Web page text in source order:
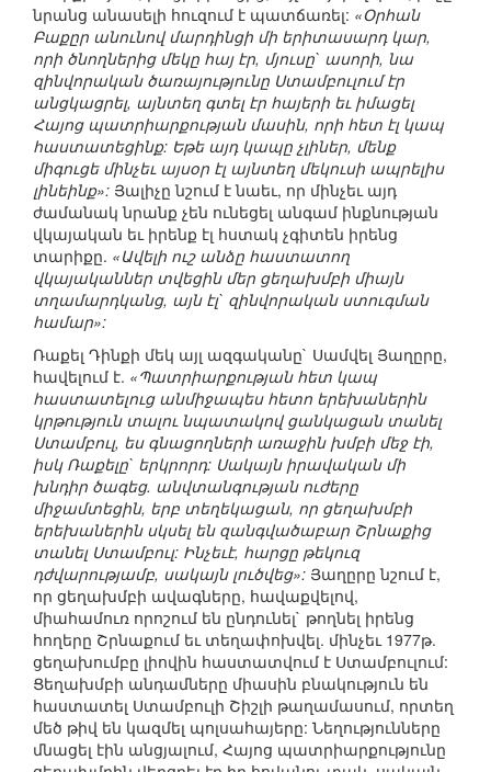
նրանց անասելի հուզում է պատճառել: «Օրհան
Բաքըր անունով մարդինցի մի երիտասարդ կար,
որի ծնողներից մեկը հայ էր, մյուսը` ասորի, նա
զինվորական ծառայությունը Ստամբուլում էր
անցկացրել, այնտեղ գտել էր հայերի եւ իմացել
Հայոց պատրիարքության մասին, որի հետ էլ կապ
հաստատեցինք: Եթե այդ կապը չլիներ, մենք
միգուցե մինչեւ այսօր էլ այնտեղ մեկուսի ապրելիս
լինեինք»: Յալիչը նշում է նաեւ, որ մինչեւ այդ
ժամանակ նրանք չեն ունեցել անգամ ինքնության
վկայական եւ իրենք էլ հստակ չգիտեն իրենց
տարիքը. «Ավելի ուշ անձը հաստատող
վկայականներ տվեցին մեր ցեղախմբի միայն
տղամարդկանց, այն էլ` զինվորական ստուգման
համար»:
Ռաքել Դինքի մեկ այլ ազգականը` Սամվել Յաղըրը,
հավելում է. «Պատրիարքության հետ կապ
հաստատելուց անմիջապես հետո երեխաներին
կրթություն տալու նպատակով ցանկացան տանել
Ստամբուլ, ես գնացողների առաջին խմբի մեջ էի,
իսկ Ռաքելը` երկրորդ: Սակայն իրավական մի
խնդիր ծագեց. անվտանգության ուժերը
միջամտեցին, երբ տեղեկացան, որ ցեղախմբի
երեխաներին սկսել են զանգվածաբար Շրնաքից
տանել Ստամբուլ: Ինչեւէ, հարցը թեկուզ
դժվարությամբ, սակայն լուծվեց»: Յաղըրը նշում է,
որ ցեղախմբի ավագները, հավաքվելով,
միահամուռ որոշում են ընդունել` թողնել իրենց
հողերը Շրնաքում եւ տեղափոխվել. մինչեւ 1977թ.
ցեղախումբը լիովին հաստատվում է Ստամբուլում:
Ցեղախմբի անդամները միասին բնակություն են
հաստատել Ստամբուլի Շիշլի թաղամասում, որտեղ
մեծ թիվ են կազմել պոլսահայերը: Նեղությունները
մնացել էին անցյալում, Հայոց պատրիարքությունը